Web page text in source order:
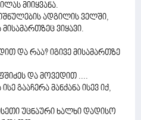
მიიყვანა.
ადგილის ველში,
ვიყავი.
და რაა? იგივე მისამართზე
და მოვედით ....
გააჩერა მანქანა ისევ იქ,
უცნაური ხალხი დადისო